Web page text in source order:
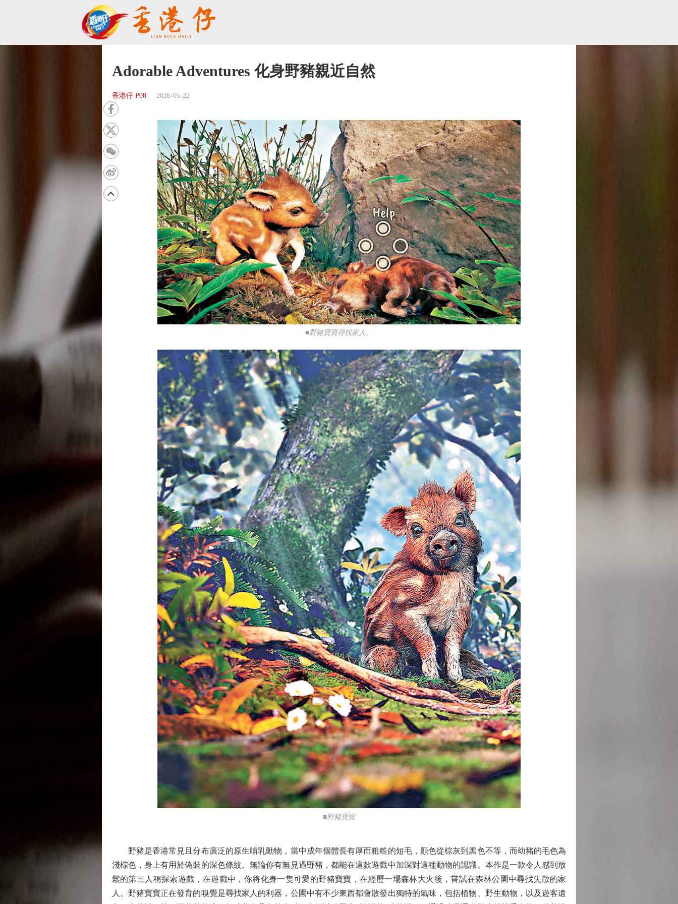
Adorable Adventures 化身野豬親近自然
香港仔 P08 2026-05-22
■野豬寶寶尋找家人。
■野豬寶寶
野豬是香港常見且分布廣泛的原生哺乳動物，當中成年個體長有厚而粗糙的短毛，顏色從棕灰到黑色不等，而幼豬的毛色為
淺棕色，身上有用於偽裝的深色條紋。無論你有無見過野豬，都能在這款遊戲中加深對這種動物的認識。本作是一款令人感到放
鬆的第三人稱探索遊戲，在遊戲中，你將化身一隻可愛的野豬寶寶，在經歷一場森林大火後，嘗試在森林公園中尋找失散的家
人。野豬寶寶正在發育的嗅覺是尋找家人的利器，公園中有不少東西都會散發出獨特的氣味，包括植物、野生動物，以及遊客遺